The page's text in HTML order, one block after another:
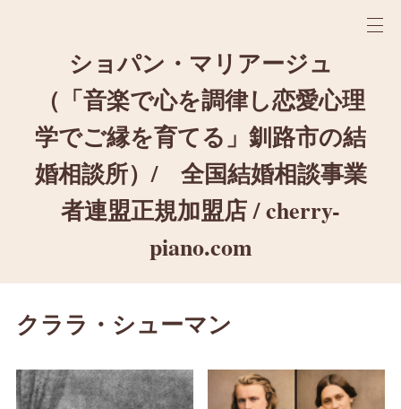
ショパン・マリアージュ
（「音楽で心を調律し恋愛心理
学でご縁を育てる」釧路市の結
婚相談所）/ 全国結婚相談事業
者連盟正規加盟店 / cherry-
piano.com
クララ・シューマン